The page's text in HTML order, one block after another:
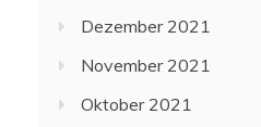
Dezember 2021
November 2021
Oktober 2021